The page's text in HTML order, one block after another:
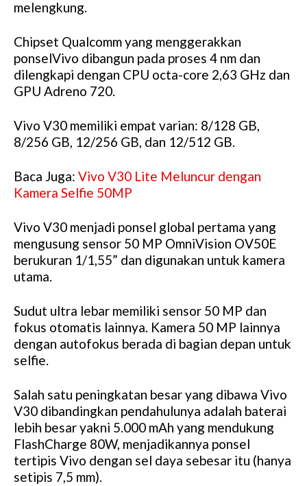
melengkung.
Chipset Qualcomm yang menggerakkan
ponselVivo dibangun pada proses 4 nm dan
dilengkapi dengan CPU octa-core 2,63 GHz dan
GPU Adreno 720.
Vivo V30 memiliki empat varian: 8/128 GB,
8/256 GB, 12/256 GB, dan 12/512 GB.
Baca Juga: Vivo V30 Lite Meluncur dengan
Kamera Selfie 50MP
Vivo V30 menjadi ponsel global pertama yang
mengusung sensor 50 MP OmniVision OV50E
berukuran 1/1,55” dan digunakan untuk kamera
utama.
Sudut ultra lebar memiliki sensor 50 MP dan
fokus otomatis lainnya. Kamera 50 MP lainnya
dengan autofokus berada di bagian depan untuk
selfie.
Salah satu peningkatan besar yang dibawa Vivo
V30 dibandingkan pendahulunya adalah baterai
lebih besar yakni 5.000 mAh yang mendukung
FlashCharge 80W, menjadikannya ponsel
tertipis Vivo dengan sel daya sebesar itu (hanya
setipis 7,5 mm).